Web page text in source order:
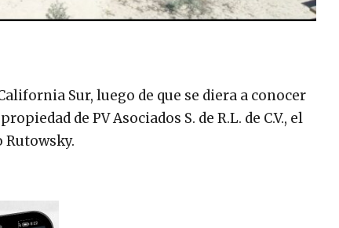
Sur, luego de que se diera a conocer
propiedad de PV Asociados S. de R.L. de C.V., el